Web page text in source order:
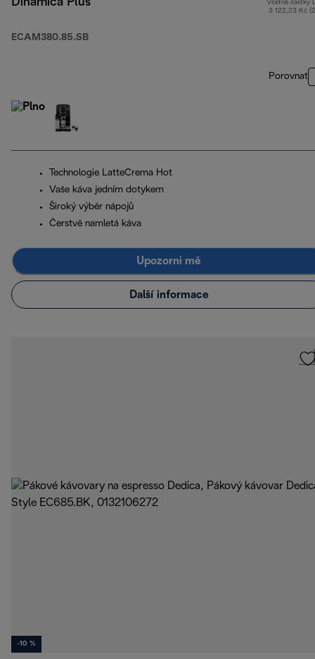
Dinamica Plus
ECAM380.85.SB
Včetně částky
3 122,23 Kč
Porovnat
Technologie LatteCrema Hot
Vaše káva jedním dotykem
Široký výběr nápojů
Čerstvě namletá káva
Upozorni mě
Další informace
-10 %